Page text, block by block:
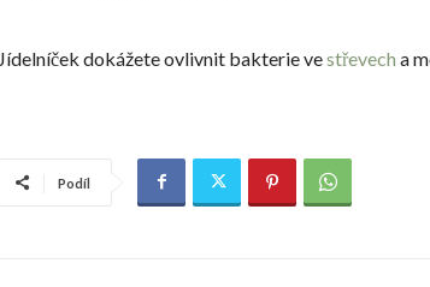
Jídelníček dokážete ovlivnit bakterie vestřevech a
Podíl